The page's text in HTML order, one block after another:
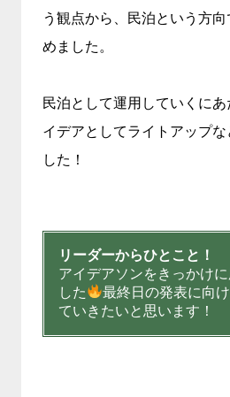
う観点から、民泊という方
めました。
民泊として運用していくに
イデアとしてライトアップな
した！
リーダーからひとこと！
アイデアソンをきっかけ
した
最終日の発表に向
ていきたいと思います！